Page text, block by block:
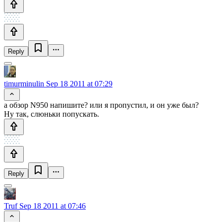
Reply
timurminulin Sep 18 2011 at 07:29
а обзор N950 напишите? или я пропустил, и он уже был?
Ну так, слюньки попускать.
Reply
TrufSep 18 2011 at 07:46